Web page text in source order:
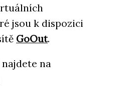
jsou k dispozici
GoOut.
na